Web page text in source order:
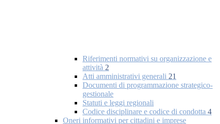
Riferimenti normativi su organizzazione e
attività 2
Atti amministrativi generali 21
Documenti di programmazione strategico-
gestionale
Statuti e leggi regionali
Codice disciplinare e codice di condotta 4
Oneri informativi per cittadini e imprese